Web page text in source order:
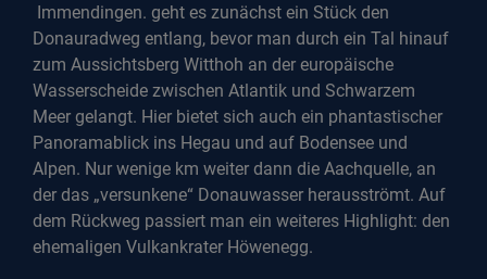
Immendingen. geht es zunächst ein Stück den
Donauradweg entlang, bevor man durch ein Tal hinauf
zum Aussichtsberg Witthoh an der europäische
Wasserscheide zwischen Atlantik und Schwarzem
Meer gelangt. Hier bietet sich auch ein phantastischer
Panoramablick ins Hegau und auf Bodensee und
Alpen. Nur wenige km weiter dann die Aachquelle, an
der das „versunkene“ Donauwasser herausströmt. Auf
dem Rückweg passiert man ein weiteres Highlight: den
ehemaligen Vulkankrater Höwenegg.